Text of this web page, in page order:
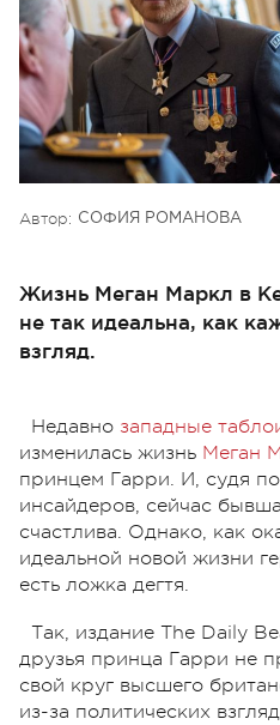
Автор: СОФИЯ РОМАНОВА
Жизнь Меган Маркл в
не так идеальна, как
взгляд.
Недавно западные
изменилась жизнь Меган
принцем Гарри. И, судя
инсайдеров, сейчас
счастлива. Однако, как
идеальной новой жизни
есть ложка дегтя.
Так, издание The Daily
друзья принца Гарри не
свой круг высшего
из-за политических